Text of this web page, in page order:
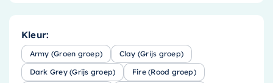
Kleur:
Army (Groen groep) Clay (Grijs groep)
Dark Grey (Grijs groep) Fire (Rood groep)